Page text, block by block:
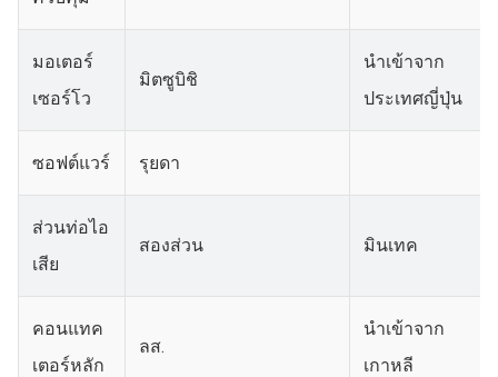
มอเตอร์
เซอร์โว
มิตซูบิชิ
นำเข้าจาก
ประเทศญี่ปุ่น
ซอฟต์แวร์ รุยดา
ส่วนท่อไอ
เสีย
สองส่วน มินเทค
คอนแทค
เตอร์หลัก
ลส.
นำเข้าจาก
เกาหลี